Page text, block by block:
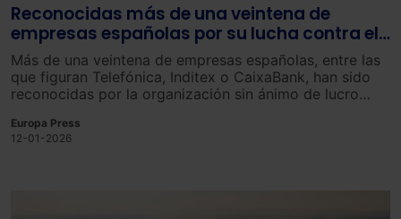
Reconocidas más de una veintena de
empresas españolas por su lucha contra el
cambio climático
Más de una veintena de empresas españolas, entre las
que figuran Telefónica, Inditex o CaixaBank, han sido
reconocidas por la organización sin ánimo de lucro
líderes a nivel mundial en materia de sostenibilidad, que
forman parte de su Lista ‘A’, correspondiente a 2025.
Europa Press
12-01-2026